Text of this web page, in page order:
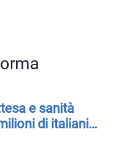
e sanità
di italiani